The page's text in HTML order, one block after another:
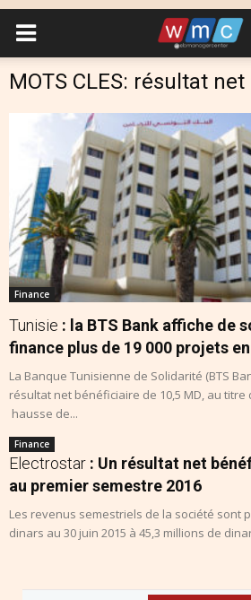
MOTS CLES: résultat
Finance
Tunisie : la BTS Bank affiche de
finance plus de 19 000 projets
La Banque Tunisienne de Solidarité (BTS
résultat net bénéficiaire de 10,5 MD, au titre
hausse de...
Finance
Electrostar : Un résultat net
au premier semestre 2016
Les revenus semestriels de la société sont
dinars au 30 juin 2015 à 45,3 millions de